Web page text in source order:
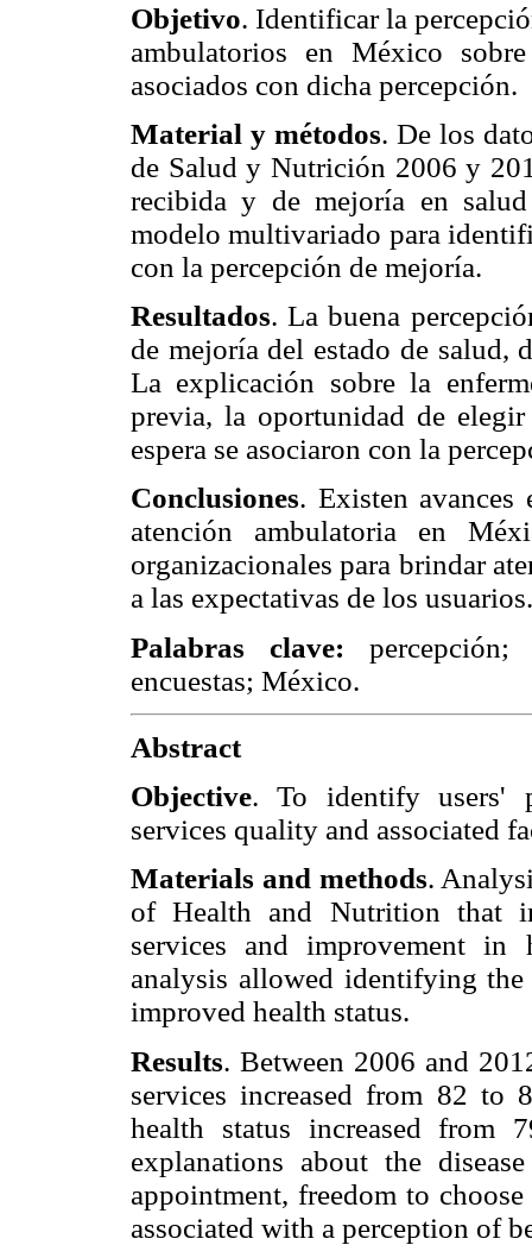
Objetivo. Identificar la
ambulatorios en México
asociados con dicha percepción.
Material y métodos. De los
de Salud y Nutrición 2006 y
recibida y de mejoría en
modelo multivariado para
con la percepción de mejoría.
Resultados. La buena
de mejoría del estado de salud,
La explicación sobre la
previa, la oportunidad de
espera se asociaron con la
Conclusiones. Existen
atención ambulatoria en
organizacionales para brindar
a las expectativas de los usuarios.
Palabras clave:
encuestas; México.
Abstract
Objective. To identify users'
services quality and associated
Materials and methods.
of Health and Nutrition that
services and improvement in
analysis allowed identifying
improved health status.
Results. Between 2006 and
services increased from 82 to
health status increased from
explanations about the
appointment, freedom to
associated with a perception of